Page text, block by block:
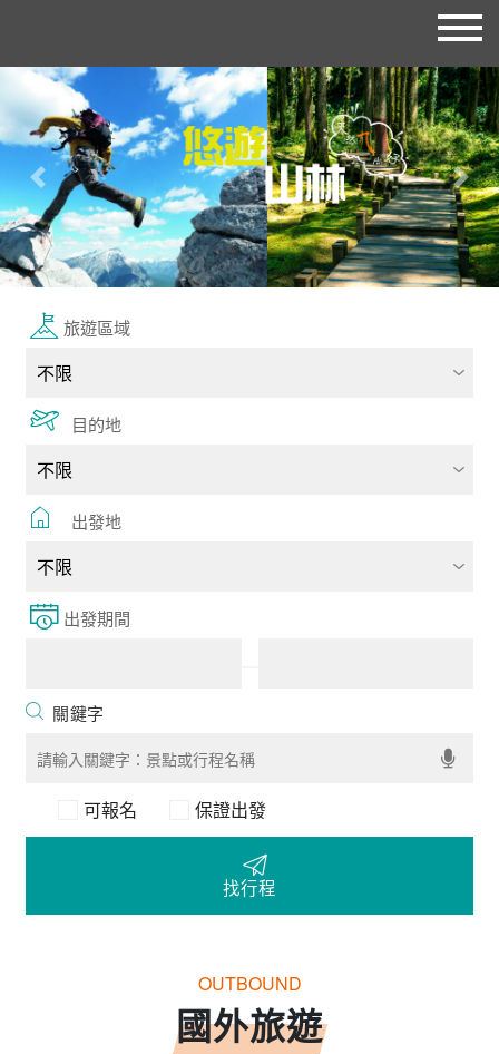
往前 往後
旅遊區域
目的地
出發地
出發期間
可報名 保證出發
找行程
OUTBOUND
國外旅遊